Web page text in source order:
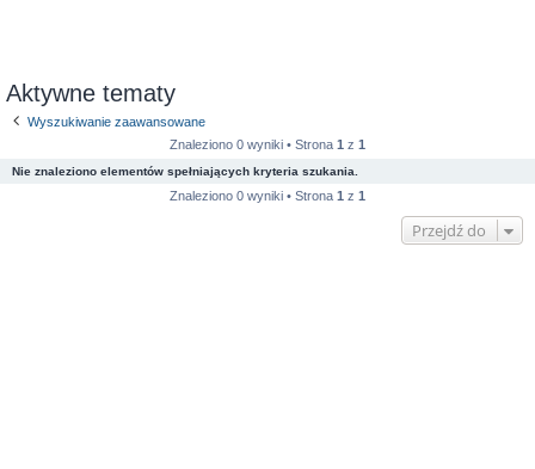
Aktywne tematy
Wyszukiwanie zaawansowane
Znaleziono 0 wyniki • Strona 1 z 1
Nie znaleziono elementów spełniających kryteria szukania.
Znaleziono 0 wyniki • Strona 1 z 1
Przejdź do